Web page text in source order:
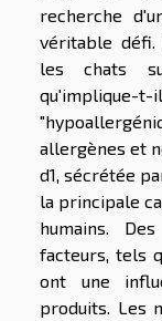
recherche
véritable défi.
les chats
allergènes et
d1, sécrétée
la principale
humains.
facteurs, tels
ont une
produits. Les